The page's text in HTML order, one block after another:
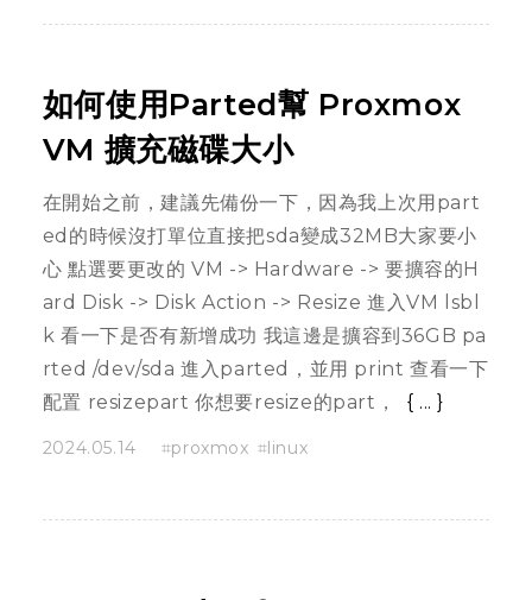
如何使用Parted幫 Proxmox
VM 擴充磁碟大小
在開始之前，建議先備份一下，因為我上次用part
ed的時候沒打單位直接把sda變成32MB大家要小
心 點選要更改的 VM -> Hardware -> 要擴容的H
ard Disk -> Disk Action -> Resize 進入VM lsbl
k 看一下是否有新增成功 我這邊是擴容到36GB pa
rted /dev/sda 進入parted，並用 print 查看一下
配置 resizepart 你想要resize的part，
...
2024.05.14 proxmox linux